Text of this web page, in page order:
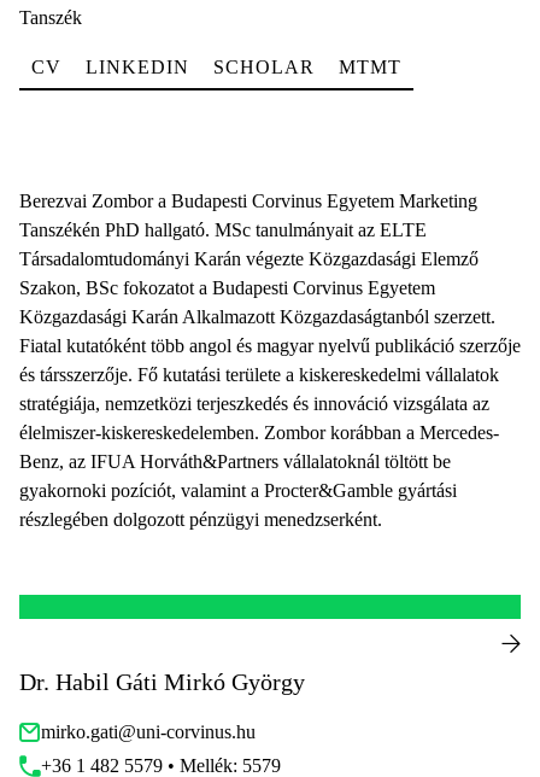
Tanszék
CV LINKEDIN SCHOLAR MTMT
Berezvai Zombor a Budapesti Corvinus Egyetem Marketing
Tanszékén PhD hallgató. MSc tanulmányait az ELTE
Társadalomtudományi Karán végezte Közgazdasági Elemző
Szakon, BSc fokozatot a Budapesti Corvinus Egyetem
Közgazdasági Karán Alkalmazott Közgazdaságtanból szerzett.
Fiatal kutatóként több angol és magyar nyelvű publikáció szerzője
és társszerzője. Fő kutatási területe a kiskereskedelmi vállalatok
stratégiája, nemzetközi terjeszkedés és innováció vizsgálata az
élelmiszer-kiskereskedelemben. Zombor korábban a Mercedes-
Benz, az IFUA Horváth&Partners vállalatoknál töltött be
gyakornoki pozíciót, valamint a Procter&Gamble gyártási
részlegében dolgozott pénzügyi menedzserként.
Dr. Habil Gáti Mirkó György
mirko.gati@uni-corvinus.hu
+36 1 482 5579 • Mellék: 5579